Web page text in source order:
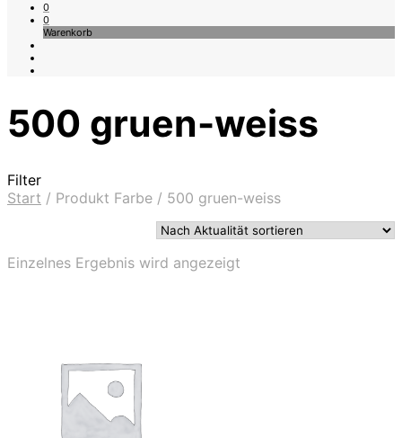
0
0
Warenkorb
500 gruen-weiss
Filter
Start / Produkt Farbe / 500 gruen-weiss
Einzelnes Ergebnis wird angezeigt